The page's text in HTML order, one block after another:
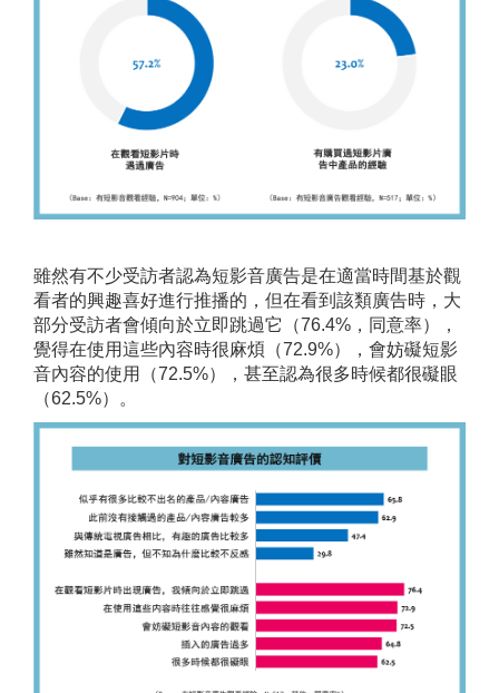
雖然有不少受訪者認為短影音廣告是在適當時間基於觀
看者的興趣喜好進行推播的，但在看到該類廣告時，大
部分受訪者會傾向於立即跳過它（76.4%，同意率），
覺得在使用這些內容時很麻煩（72.9%），會妨礙短影
音內容的使用（72.5%），甚至認為很多時候都很礙眼
（62.5%）。